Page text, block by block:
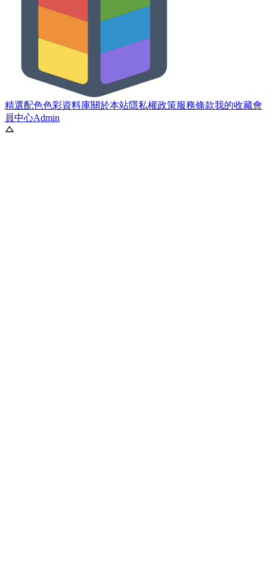
精選配色色彩資料庫關於本站隱私權政策服務條款我的收藏會
員中心Admin